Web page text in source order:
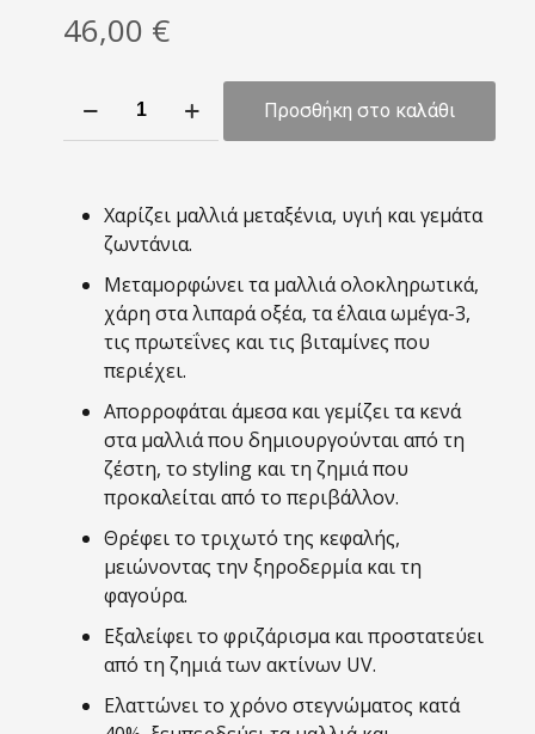
46,00 €
Eurovision
An
Original
Treatment
125ml
ποσότητα
Προσθήκη στο καλάθι
Χαρίζει μαλλιά μεταξένια, υγιή και γεμάτα
ζωντάνια.
Μεταμορφώνει τα μαλλιά ολοκληρωτικά,
χάρη στα λιπαρά οξέα, τα έλαια ωμέγα-3,
τις πρωτεΐνες και τις βιταμίνες που
περιέχει.
Απορροφάται άμεσα και γεμίζει τα κενά
στα μαλλιά που δημιουργούνται από τη
ζέστη, το styling και τη ζημιά που
προκαλείται από το περιβάλλον.
Θρέφει το τριχωτό της κεφαλής,
μειώνοντας την ξηροδερμία και τη
φαγούρα.
Εξαλείφει το φριζάρισμα και προστατεύει
από τη ζημιά των ακτίνων UV.
Ελαττώνει το χρόνο στεγνώματος κατά